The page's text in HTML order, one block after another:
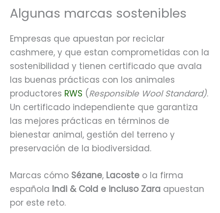
Algunas marcas sostenibles
Empresas que apuestan por reciclar
cashmere, y que estan comprometidas con la
sostenibilidad y tienen certificado que avala
las buenas prácticas con los animales
productores RWS (Responsible Wool Standard).
Un certificado independiente que garantiza
las mejores prácticas en términos de
bienestar animal, gestión del terreno y
preservación de la biodiversidad.
Marcas cómo Sézane, Lacoste o la firma
española Indi & Cold e incluso Zara apuestan
por este reto.